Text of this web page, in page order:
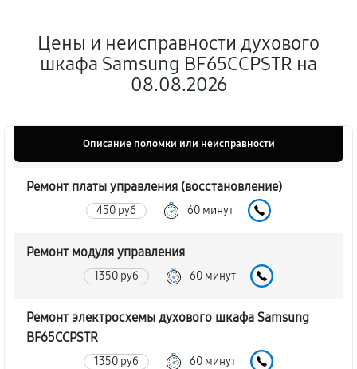
Цены и неисправности духового
шкафа Samsung BF65CCPSTR на
08.08.2026
Описание поломки или неисправности
Ремонт платы управления (восстановление)
450 руб 60 минут
Ремонт модуля управления
1350 руб 60 минут
Ремонт электросхемы духового шкафа Samsung
BF65CCPSTR
1350 руб 60 минут